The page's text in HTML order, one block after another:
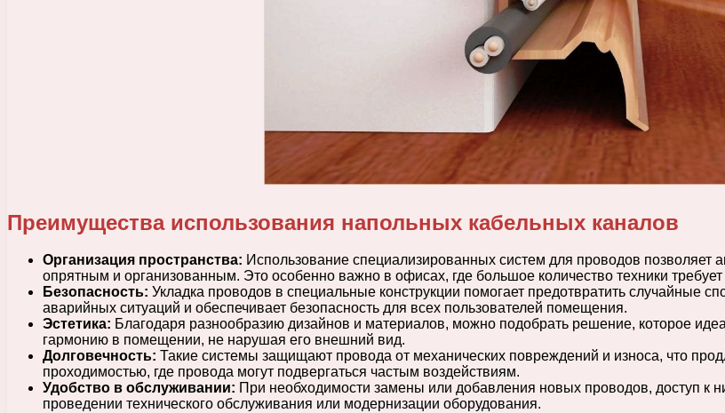
Преимущества использования напольных кабельных каналов
Организация пространства: Использование специализированных систем для проводов позволяет
опрятным и организованным. Это особенно важно в офисах, где большое количество техники
Безопасность: Укладка проводов в специальные конструкции помогает предотвратить случайные
аварийных ситуаций и обеспечивает безопасность для всех пользователей помещения.
Эстетика: Благодаря разнообразию дизайнов и материалов, можно подобрать решение, которое
гармонию в помещении, не нарушая его внешний вид.
Долговечность: Такие системы защищают провода от механических повреждений и износа, что
проходимостью, где провода могут подвергаться частым воздействиям.
Удобство в обслуживании: При необходимости замены или добавления новых проводов, доступ к
проведении технического обслуживания или модернизации оборудования.